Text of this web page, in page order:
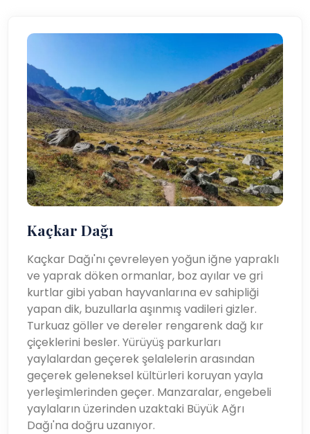
Kaçkar Dağı
Kaçkar Dağı'nı çevreleyen yoğun iğne yapraklı
ve yaprak döken ormanlar, boz ayılar ve gri
kurtlar gibi yaban hayvanlarına ev sahipliği
yapan dik, buzullarla aşınmış vadileri gizler.
Turkuaz göller ve dereler rengarenk dağ kır
çiçeklerini besler. Yürüyüş parkurları
yaylalardan geçerek şelalelerin arasından
geçerek geleneksel kültürleri koruyan yayla
yerleşimlerinden geçer. Manzaralar, engebeli
yaylaların üzerinden uzaktaki Büyük Ağrı
Dağı'na doğru uzanıyor.